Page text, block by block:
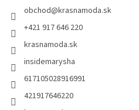
obchod@krasnamoda.sk
+421 917 646 220
krasnamoda.sk
insidemarysha
617105028916991
421917646220